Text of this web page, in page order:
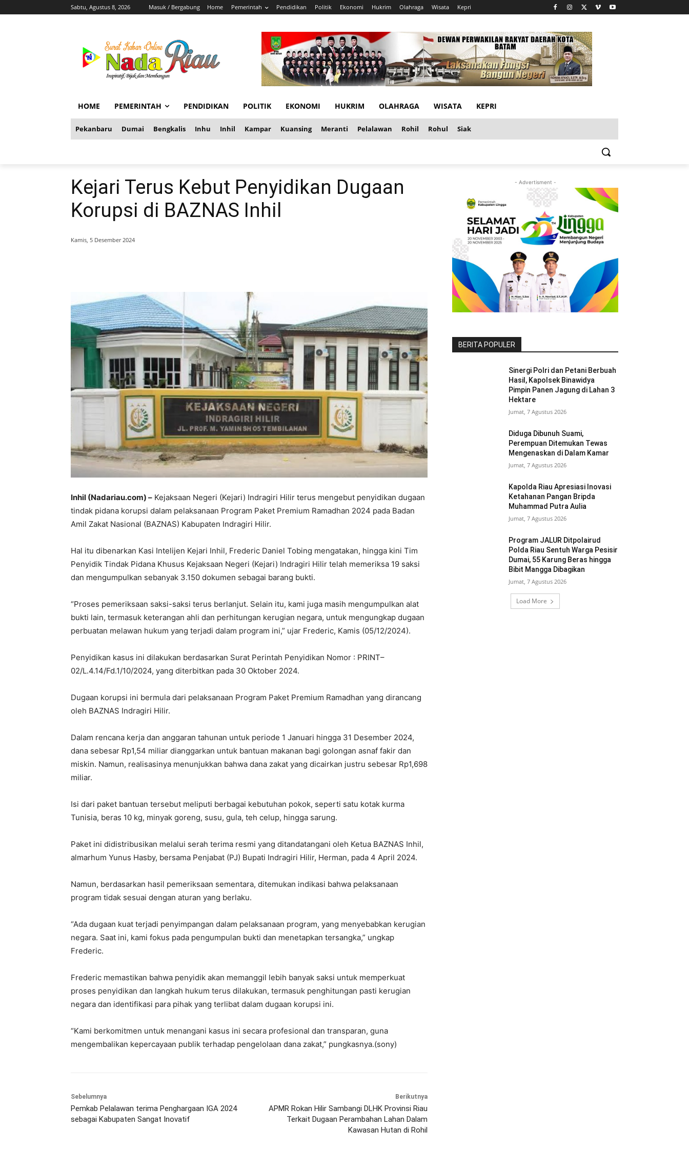
Sabtu, Agustus 8, 2026 Masuk / Bergabung Home Pemerintah Pendidikan Politik Ekonomi Hukrim Olahraga Wisata Kepri
HOME PEMERINTAH PENDIDIKAN POLITIK EKONOMI HUKRIM OLAHRAGA WISATA KEPRI
Pekanbaru Dumai Bengkalis Inhu Inhil Kampar Kuansing Meranti Pelalawan Rohil Rohul Siak
Kejari Terus Kebut Penyidikan Dugaan
Korupsi di BAZNAS Inhil
Kamis, 5 Desember 2024
Inhil (Nadariau.com) – Kejaksaan Negeri (Kejari) Indragiri Hilir terus mengebut penyidikan dugaan
tindak pidana korupsi dalam pelaksanaan Program Paket Premium Ramadhan 2024 pada Badan
Amil Zakat Nasional (BAZNAS) Kabupaten Indragiri Hilir.
Hal itu dibenarkan Kasi Intelijen Kejari Inhil, Frederic Daniel Tobing mengatakan, hingga kini Tim
Penyidik Tindak Pidana Khusus Kejaksaan Negeri (Kejari) Indragiri Hilir telah memeriksa 19 saksi
dan mengumpulkan sebanyak 3.150 dokumen sebagai barang bukti.
“Proses pemeriksaan saksi-saksi terus berlanjut. Selain itu, kami juga masih mengumpulkan alat
bukti lain, termasuk keterangan ahli dan perhitungan kerugian negara, untuk mengungkap dugaan
perbuatan melawan hukum yang terjadi dalam program ini,” ujar Frederic, Kamis (05/12/2024).
Penyidikan kasus ini dilakukan berdasarkan Surat Perintah Penyidikan Nomor : PRINT–
02/L.4.14/Fd.1/10/2024, yang diterbitkan pada 30 Oktober 2024.
Dugaan korupsi ini bermula dari pelaksanaan Program Paket Premium Ramadhan yang dirancang
oleh BAZNAS Indragiri Hilir.
Dalam rencana kerja dan anggaran tahunan untuk periode 1 Januari hingga 31 Desember 2024,
dana sebesar Rp1,54 miliar dianggarkan untuk bantuan makanan bagi golongan asnaf fakir dan
miskin. Namun, realisasinya menunjukkan bahwa dana zakat yang dicairkan justru sebesar Rp1,698
miliar.
Isi dari paket bantuan tersebut meliputi berbagai kebutuhan pokok, seperti satu kotak kurma
Tunisia, beras 10 kg, minyak goreng, susu, gula, teh celup, hingga sarung.
Paket ini didistribusikan melalui serah terima resmi yang ditandatangani oleh Ketua BAZNAS Inhil,
almarhum Yunus Hasby, bersama Penjabat (PJ) Bupati Indragiri Hilir, Herman, pada 4 April 2024.
Namun, berdasarkan hasil pemeriksaan sementara, ditemukan indikasi bahwa pelaksanaan
program tidak sesuai dengan aturan yang berlaku.
“Ada dugaan kuat terjadi penyimpangan dalam pelaksanaan program, yang menyebabkan kerugian
negara. Saat ini, kami fokus pada pengumpulan bukti dan menetapkan tersangka,” ungkap
Frederic.
Frederic memastikan bahwa penyidik akan memanggil lebih banyak saksi untuk memperkuat
proses penyidikan dan langkah hukum terus dilakukan, termasuk penghitungan pasti kerugian
negara dan identifikasi para pihak yang terlibat dalam dugaan korupsi ini.
“Kami berkomitmen untuk menangani kasus ini secara profesional dan transparan, guna
mengembalikan kepercayaan publik terhadap pengelolaan dana zakat,” pungkasnya.(sony)
Sebelumnya
Pemkab Pelalawan terima Penghargaan IGA 2024
sebagai Kabupaten Sangat Inovatif
Berikutnya
APMR Rokan Hilir Sambangi DLHK Provinsi Riau
Terkait Dugaan Perambahan Lahan Dalam
Kawasan Hutan di Rohil
- Advertisment -
BERITA POPULER
Sinergi Polri dan Petani Berbuah
Hasil, Kapolsek Binawidya
Pimpin Panen Jagung di Lahan 3
Hektare
Jumat, 7 Agustus 2026
Diduga Dibunuh Suami,
Perempuan Ditemukan Tewas
Mengenaskan di Dalam Kamar
Jumat, 7 Agustus 2026
Kapolda Riau Apresiasi Inovasi
Ketahanan Pangan Bripda
Muhammad Putra Aulia
Jumat, 7 Agustus 2026
Program JALUR Ditpolairud
Polda Riau Sentuh Warga Pesisir
Dumai, 55 Karung Beras hingga
Bibit Mangga Dibagikan
Jumat, 7 Agustus 2026
Load More